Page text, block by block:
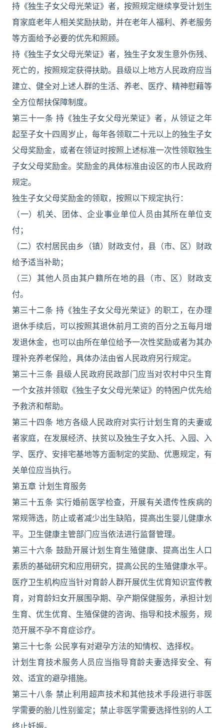
持《独生子女父母光荣证》者，按照规定继续享受计划生
育家庭老年人相关奖励扶助，并在老年人福利、养老服务
等方面给予必要的优先和照顾。
持《独生子女父母光荣证》者，独生子女发生意外伤残、
死亡的，按照规定获得扶助。县级以上地方人民政府应当
建立、健全对上述人群的生活、养老、医疗、精神慰藉等
全方位帮扶保障制度。
第三十一条 持《独生子女父母光荣证》者，从领证之年
起至子女十四周岁止，每年各领取二十元以上的独生子女
父母奖励金，或者在领证时按照上述标准一次性领取独生
子女父母奖励金。奖励金的具体标准由设区的市人民政府
规定。
独生子女父母奖励金的领取，按照以下规定执行：
（一）机关、团体、企业事业单位人员由其所在单位支
付；
（二）农村居民由乡（镇）财政支付，县（市、区）财政
给予适当补助；
（三）其他人员由其户籍所在地的县（市、区）财政支
付。
第三十二条 持《独生子女父母光荣证》的职工，在办理
退休手续后，可以按照其退休前月工资的百分之五每月增
发退休金，也可以由所在单位给予一次性奖励或者为其办
理补充养老保险，具体办法由省人民政府另行规定。
第三十三条 县级人民政府民政部门应当对农村中只生育
一个女孩并领取《独生子女父母光荣证》的特困户优先给
予救济和帮助。
第三十四条 地方各级人民政府对实行计划生育的夫妻或
者家庭，在发展经济、扶贫以及独生子女入托、入园、入
学、医疗、安排宅基地等方面制定的奖励、优惠规定，有
关单位应当执行。
第五章 计划生育服务
第三十五条 实行婚前医学检查，开展有关遗传性疾病的
常规筛选，防止或者减少出生缺陷，提高出生婴儿健康水
平。卫生健康主管部门应当依法进行监督管理。
第三十六条 鼓励开展计划生育生殖健康、提高出生人口
素质的基础研究和应用研究，提高公民的生殖健康水平。
医疗卫生机构应当针对育龄人群开展优生优育知识宣传教
育，对育龄妇女开展围孕期、孕产期保健服务，承担计划
生育、优生优育、生殖保健的咨询、指导和技术服务，规
范开展不孕不育症诊疗。
第三十七条 公民享有对避孕方法的知情权、选择权。
计划生育技术服务人员应当指导育龄夫妻选择安全、有
效、适宜的避孕措施。
第三十八条 禁止利用超声技术和其他技术手段进行非医
学需要的胎儿性别鉴定；禁止非医学需要选择性别的人工
终止妊娠。